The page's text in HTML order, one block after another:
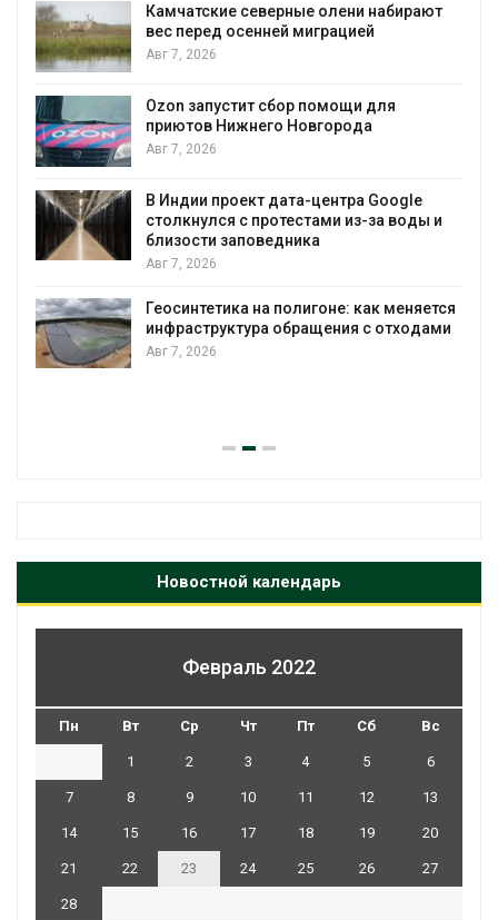
Камчатские северные олени набирают
вес перед осенней миграцией
Авг 7, 2026
Ozon запустит сбор помощи для
приютов Нижнего Новгорода
Авг 7, 2026
В Индии проект дата-центра Google
столкнулся с протестами из-за воды и
близости заповедника
Авг 7, 2026
Геосинтетика на полигоне: как меняется
инфраструктура обращения с отходами
Авг 7, 2026
Новостной календарь
Февраль 2022
Пн Вт Ср Чт Пт Сб Вс
1 2 3 4 5 6
7 8 9 10 11 12 13
14 15 16 17 18 19 20
21 22 23 24 25 26 27
28